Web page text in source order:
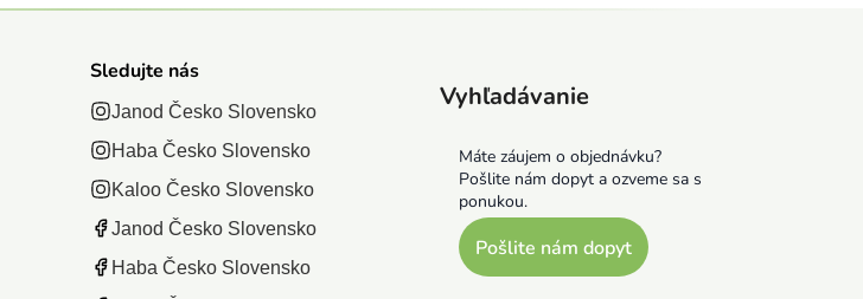
Sledujte nás
Janod Česko Slovensko
Haba Česko Slovensko
Kaloo Česko Slovensko
Janod Česko Slovensko
Haba Česko Slovensko
Vyhľadávanie
Máte záujem o objednávku?
Pošlite nám dopyt a ozveme sa s
ponukou.
Pošlite nám dopyt